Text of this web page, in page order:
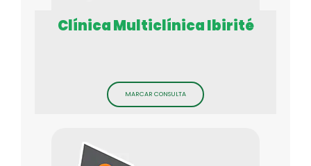
Clínica Multiclínica Ibirité
MARCAR CONSULTA